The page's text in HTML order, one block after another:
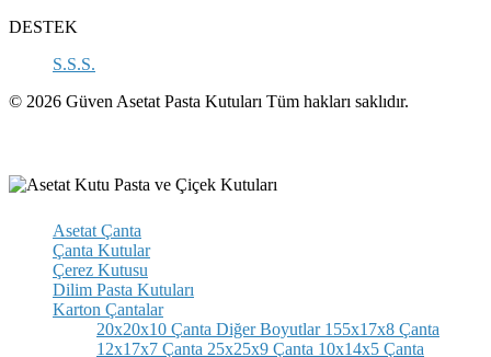
DESTEK
S.S.S.
© 2026 Güven Asetat Pasta Kutuları Tüm hakları saklıdır.
Asetat Çanta
Çanta Kutular
Çerez Kutusu
Dilim Pasta Kutuları
Karton Çantalar
20x20x10 Çanta Diğer Boyutlar155x17x8 Çanta
12x17x7 Çanta 25x25x9 Çanta 10x14x5 Çanta